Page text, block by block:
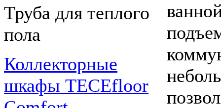
Труба для теплого
пола
Коллекторные
шкафы TECEfloor